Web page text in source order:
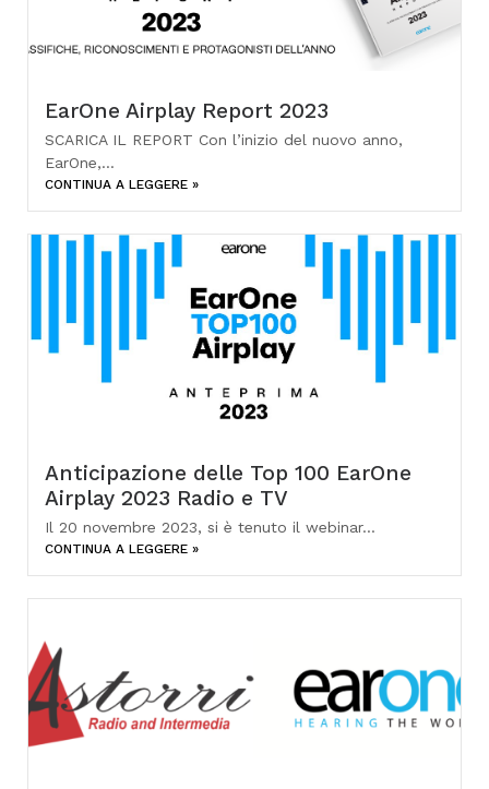
EarOne Airplay Report 2023
SCARICA IL REPORT Con l’inizio del nuovo anno,
EarOne,...
CONTINUA A LEGGERE »
Anticipazione delle Top 100 EarOne
Airplay 2023 Radio e TV
Il 20 novembre 2023, si è tenuto il webinar...
CONTINUA A LEGGERE »